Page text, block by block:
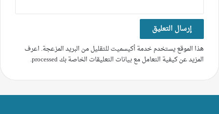
هذا الموقع يستخدم خدمة أكيسميت للتقليل من البريد المزعجة. اعرف
المزيد عن كيفية التعامل مع بيانات التعليقات الخاصة بك processed
.